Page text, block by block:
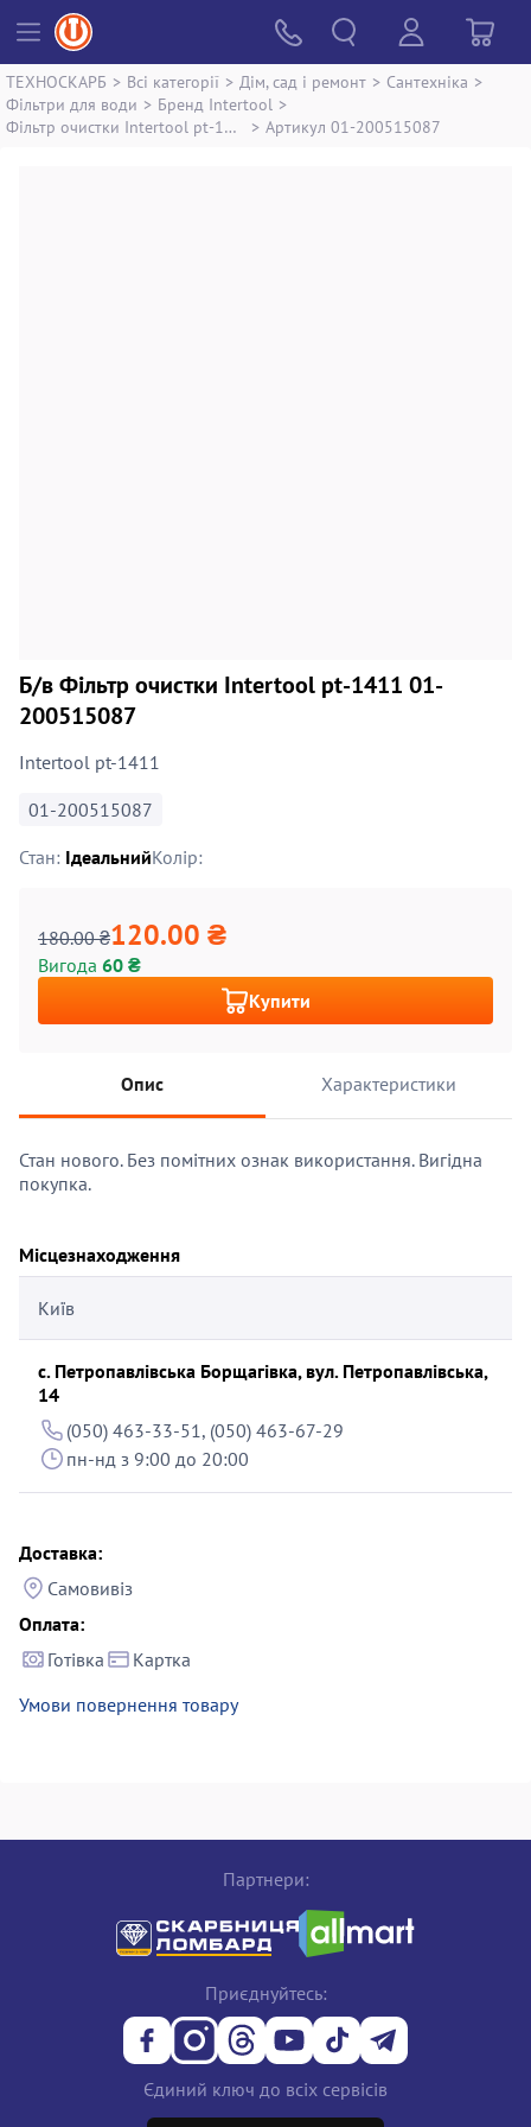
ТЕХНОСКАРБ > Всі категорії > Дім, сад і ремонт > Сантехніка >
Фільтри для води > Бренд Intertool >
Фільтр очистки Intertool pt-1411
> Артикул 01-200515087
Б/в Фільтр очистки Intertool pt-1411 01-
200515087
Intertool pt-1411
01-200515087
Стан: ІдеальнийКолір:
180.00 ₴120.00 ₴
Вигода 60 ₴
Купити
Опис Характеристики
Стан нового. Без помітних ознак використання. Вигідна
покупка.
Місцезнаходження
Київ
с. Петропавлівська Борщагівка, вул. Петропавлівська,
14
(050) 463-33-51, (050) 463-67-29
пн-нд з 9:00 до 20:00
Доставка:
Самовивіз
Оплата:
Готівка
Картка
Умови повернення товару
Партнери:
Приєднуйтесь:
Єдиний ключ до всіх сервісів